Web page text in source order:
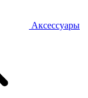
Аксессуары